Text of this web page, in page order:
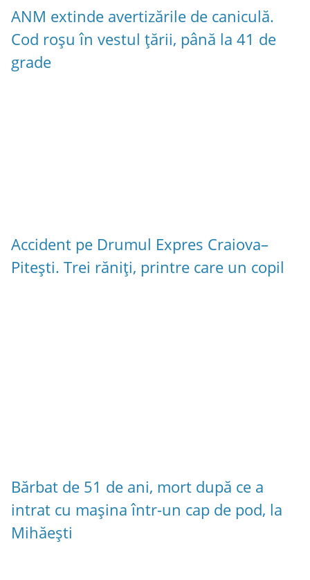
ANM extinde avertizările de caniculă.
Cod roșu în vestul țării, până la 41 de
grade
Accident pe Drumul Expres Craiova–
Pitești. Trei răniți, printre care un copil
Bărbat de 51 de ani, mort după ce a
intrat cu mașina într-un cap de pod, la
Mihăești